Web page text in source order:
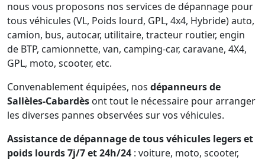
nous vous proposons nos services de dépannage pour
tous véhicules (VL, Poids lourd, GPL, 4x4, Hybride) auto,
camion, bus, autocar, utilitaire, tracteur routier, engin
de BTP, camionnette, van, camping-car, caravane, 4X4,
GPL, moto, scooter, etc.
Convenablement équipées, nos dépanneurs de
Sallèles-Cabardès ont tout le nécessaire pour arranger
les diverses pannes observées sur vos véhicules.
Assistance de dépannage de tous véhicules legers et
poids lourds 7j/7 et 24h/24 : voiture, moto, scooter,